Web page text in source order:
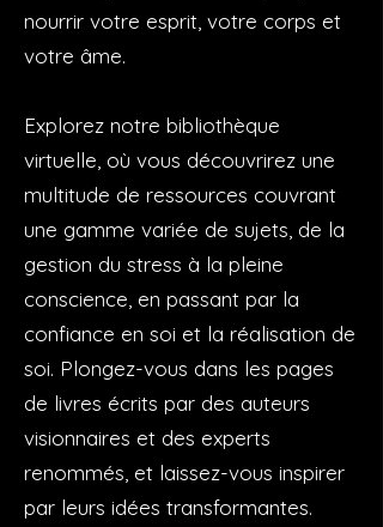
nourrir votre esprit, votre corps et
votre âme.
Explorez notre bibliothèque
virtuelle, où vous découvrirez une
multitude de ressources couvrant
une gamme variée de sujets, de la
gestion du stress à la pleine
conscience, en passant par la
confiance en soi et la réalisation de
soi. Plongez-vous dans les pages
de livres écrits par des auteurs
visionnaires et des experts
renommés, et laissez-vous inspirer
par leurs idées transformantes.